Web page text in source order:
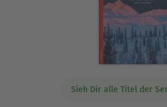
zur Künstlerin des Jahres
selbst sagt über ihren
Anchorage geboren und auf
Südalaska aufgewachsen, und
trockeneren Job geben musste.«
Sieh Dir alle Titel der